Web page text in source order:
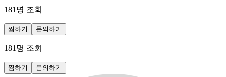
181 명 조회
찜하기 문의하기
181 명 조회
찜하기 문의하기